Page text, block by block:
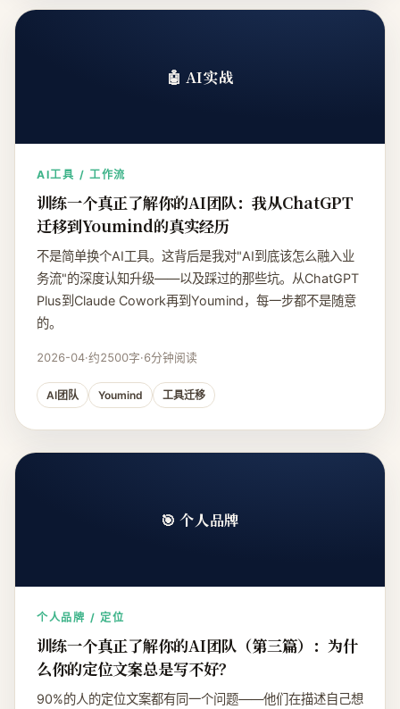
🤖 AI实战
AI工具 / 工作流
训练一个真正了解你的AI团队：我从ChatGPT
迁移到Youmind的真实经历
不是简单换个AI工具。这背后是我对"AI到底该怎么融入业
务流"的深度认知升级——以及踩过的那些坑。从ChatGPT
Plus到Claude Cowork再到Youmind，每一步都不是随意
的。
2026-04·约2500字·6分钟阅读
AI团队 Youmind 工具迁移
🎯 个人品牌
个人品牌 / 定位
训练一个真正了解你的AI团队（第三篇）：为什
么你的定位文案总是写不好？
90%的人的定位文案都有同一个问题——他们在描述自己想